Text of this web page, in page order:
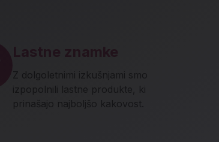
Lastne znamke
Z dolgoletnimi izkušnjami smo
izpopolnili lastne produkte, ki
prinašajo najboljšo kakovost.